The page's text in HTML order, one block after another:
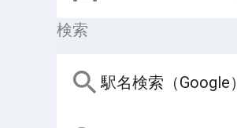
検索
駅名検索（Google）